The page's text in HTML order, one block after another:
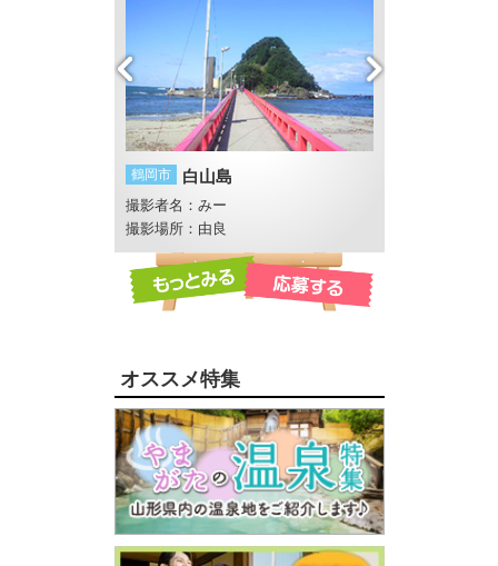
鶴岡市 白山島
撮影者名：みー
撮影場所：由良
オススメ特集